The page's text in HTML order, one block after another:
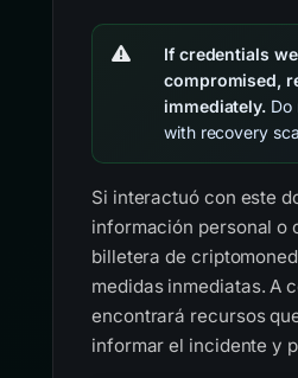
If credentials
compromised,
immediately. Do
with recovery
Si interactuó con este
información personal o
billetera de
medidas inmediatas. A
encontrará recursos
informar el incidente y